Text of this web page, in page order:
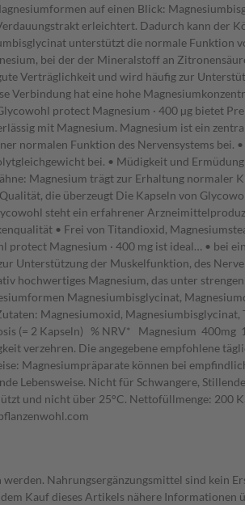
auf einen Blick:
erleichtert. Dadurch kann der
unterstützt die normale Funktion
bei der der Mineralstoff an
Verträglichkeit und wird häufig zur
Verbindung hat eine hohe
protect Magnesium · 400 µg bietet
mit Magnesium. Magnesium ist ein
normalen Funktion des Nervensystems bei. •
bei. • Müdigkeit und
Magnesium trägt zur Erhaltung normaler
die überzeugt Die Kapseln von
steht ein erfahrener
• Frei von Titandioxid,
Magnesium · 400 mg ist ideal… • bei
Unterstützung der Muskelfunktion, des
hochwertiges Magnesium, das unter
Magnesiumbisglycinat,
Magnesiumoxid, Magnesiumbisglycinat,
(= 2 Kapseln) % NRV* Magnesium 400mg
verzehren. Die angegebene empfohlene
Magnesiumpräparate können bei
Lebensweise. Nicht für Schwangere,
und nicht über 25°C. Nettofüllmenge: 200
Nahrungsergänzungsmittel sind kein
Kauf dieses Artikels nähere Informationen